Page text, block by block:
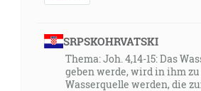
SRPSKOHRVATSKI
Thema: Joh. 4,14-15: Das
geben werde, wird in ihm
Wasserquelle werden, die